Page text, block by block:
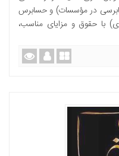
در مؤسسات) و حسابرس
با حقوق و مزایای مناسب،